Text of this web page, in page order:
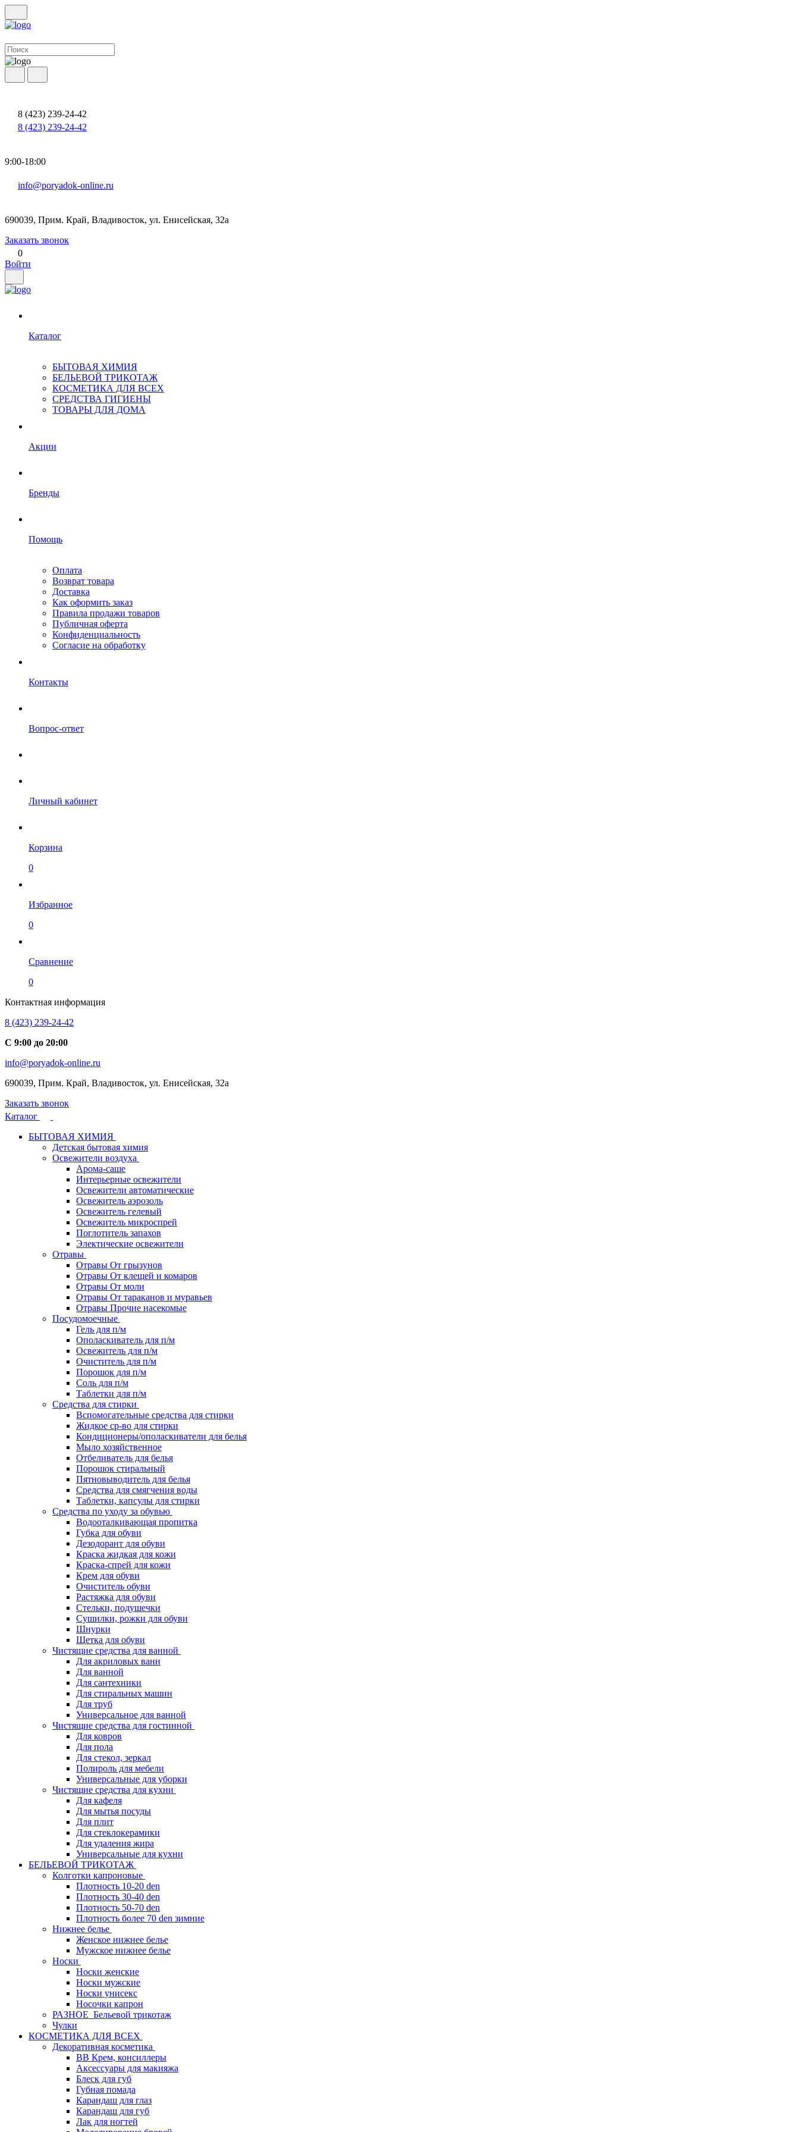
8 (423) 239-24-42
8 (423) 239-24-42
9:00-18:00
info@poryadok-online.ru
690039, Прим. Край, Владивосток, ул. Енисейская, 32а
Заказать звонок
0
Войти
Каталог
БЫТОВАЯ ХИМИЯ
БЕЛЬЕВОЙ ТРИКОТАЖ
КОСМЕТИКА ДЛЯ ВСЕХ
СРЕДСТВА ГИГИЕНЫ
ТОВАРЫ ДЛЯ ДОМА
Акции
Бренды
Помощь
Оплата
Возврат товара
Доставка
Как оформить заказ
Правила продажи товаров
Публичная оферта
Конфиденциальность
Согласие на обработку
Контакты
Вопрос-ответ
Личный кабинет
Корзина
0
Избранное
0
Сравнение
0
Контактная информация
8 (423) 239-24-42
С 9:00 до 20:00
info@poryadok-online.ru
690039, Прим. Край, Владивосток, ул. Енисейская, 32а
Заказать звонок
Каталог
БЫТОВАЯ ХИМИЯ
Детская бытовая химия
Освежители воздуха
Арома-саше
Интерьерные освежители
Освежители автоматические
Освежитель аэрозоль
Освежитель гелевый
Освежитель микроспрей
Поглотитель запахов
Электические освежители
Отравы
Отравы От грызунов
Отравы От клещей и комаров
Отравы От моли
Отравы От тараканов и муравьев
Отравы Прочие насекомые
Посудомоечные
Гель для п/м
Ополаскиватель для п/м
Освежитель для п/м
Очиститель для п/м
Порошок для п/м
Соль для п/м
Таблетки для п/м
Средства для стирки
Вспомогательные средства для стирки
Жидкое ср-во для стирки
Кондиционеры/ополаскиватели для белья
Мыло хозяйственное
Отбеливатель для белья
Порошок стиральный
Пятновыводитель для белья
Средства для смягчения воды
Таблетки, капсулы для стирки
Средства по уходу за обувью
Водооталкивающая пропитка
Губка для обуви
Дезодорант для обуви
Краска жидкая для кожи
Краска-спрей для кожи
Крем для обуви
Очиститель обуви
Растяжка для обуви
Стельки, подушечки
Сушилки, рожки для обуви
Шнурки
Щетка для обуви
Чистящие средства для ванной
Для акриловых ванн
Для ванной
Для сантехники
Для стиральных машин
Для труб
Универсальное для ванной
Чистящие средства для гостинной
Для ковров
Для пола
Для стекол, зеркал
Полироль для мебели
Универсальные для уборки
Чистящие средства для кухни
Для кафеля
Для мытья посуды
Для плит
Для стеклокерамики
Для удаления жира
Универсальные для кухни
БЕЛЬЕВОЙ ТРИКОТАЖ
Колготки капроновые
Плотность 10-20 den
Плотность 30-40 den
Плотность 50-70 den
Плотность более 70 den зимние
Нижнее белье
Женское нижнее белье
Мужское нижнее белье
Носки
Носки женские
Носки мужские
Носки унисекс
Носочки капрон
РАЗНОЕ_Бельевой трикотаж
Чулки
КОСМЕТИКА ДЛЯ ВСЕХ
Декоративная косметика
BB Крем, консиллеры
Аксессуары для макияжа
Блеск для губ
Губная помада
Карандаш для глаз
Карандаш для губ
Лак для ногтей